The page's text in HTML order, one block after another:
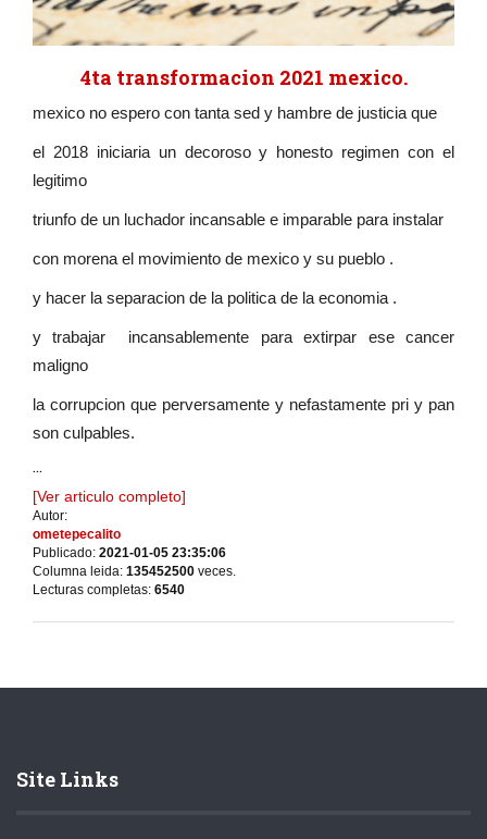
4ta transformacion 2021 mexico.
mexico no espero con tanta sed y hambre de justicia que
el 2018 iniciaria un decoroso y honesto regimen con el
legitimo
triunfo de un luchador incansable e imparable para instalar
con morena el movimiento de mexico y su pueblo .
y hacer la separacion de la politica de la economia .
y trabajar incansablemente para extirpar ese cancer
maligno
la corrupcion que perversamente y nefastamente pri y pan
son culpables.
...
[Ver articulo completo]
Autor:
ometepecalito
Publicado: 2021-01-05 23:35:06
Columna leida: 135452500 veces.
Lecturas completas: 6540
Site Links